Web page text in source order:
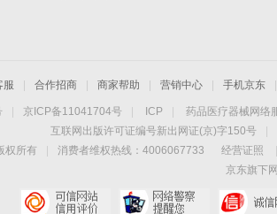
服 合作招商 商家帮助 营销中心 手机京东
京ICP备11041704号 ICP 药品医疗器械网络
互联网出版许可证编号新出网证(京)字150号
权所有 消费者维权热线：4006067733 经营证照
京东旗下